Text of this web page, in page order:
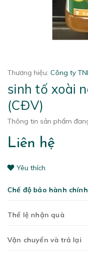
Thương hiệu: Công ty
sinh tố xoài
(CĐV)
Thông tin sản phẩm
Liên hệ
Yêu thích
Chế độ bảo hành
Thể lệ nhận quà
Vận chuyển và trả lại